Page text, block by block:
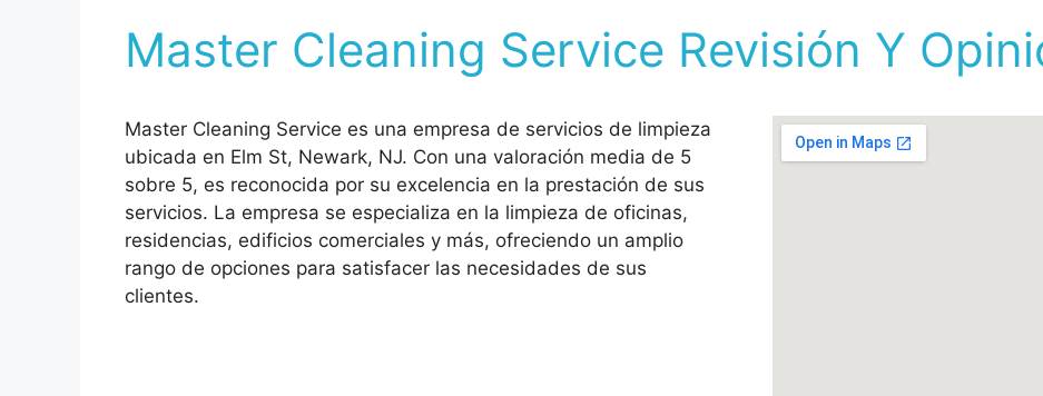
Master Cleaning Service Revisión Y
Master Cleaning Service es una empresa de servicios de limpieza
ubicada en Elm St, Newark, NJ. Con una valoración media de 5
sobre 5, es reconocida por su excelencia en la prestación de sus
servicios. La empresa se especializa en la limpieza de oficinas,
residencias, edificios comerciales y más, ofreciendo un amplio
rango de opciones para satisfacer las necesidades de sus
clientes.